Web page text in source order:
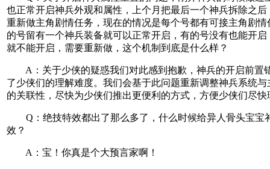
也正常开启神兵外观和属性，上个月把最后一个神兵拆除之后
重新做主角剧情任务，现在的情况是每个号都有可接主角剧情
的号留有一个神兵装备就可以正常开启，有的号没有也能开启
就不能开启，需要重新做，这个机制到底是什么样？
A：关于少侠的疑惑我们对此感到抱歉，神兵的开启前置
了少侠们的理解难度。我们会基于此问题重新调整神兵系统与
的关联性，尽快为少侠们推出更便利的方式，方便少侠们尽快
Q：绝技特效都出了那么多了，什么时候给异人骨头宝宝
效？
A：宝！你真是个大预言家啊！